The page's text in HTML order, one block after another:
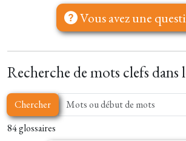
Vous avez une
Recherche de mots clefs dans
Chercher
84 glossaires